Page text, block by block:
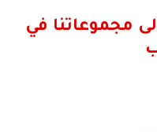
مجموعاتنا في